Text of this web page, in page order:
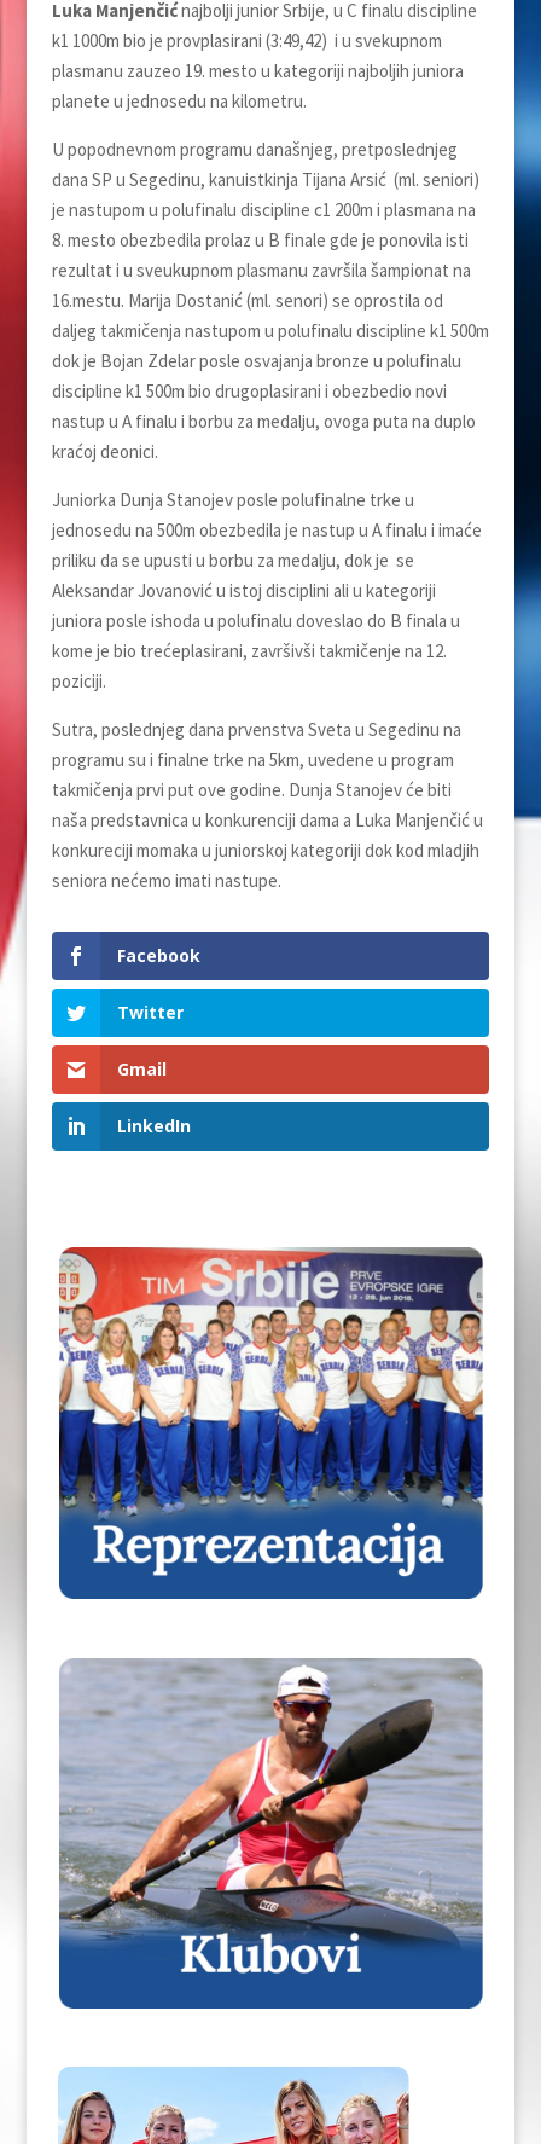
Luka Manjenčićnajbolji junior Srbije, u C finalu discipline
k1 1000m bio je provplasirani (3:49,42) i u svekupnom
plasmanu zauzeo 19. mesto u kategoriji najboljih juniora
planete u jednosedu na kilometru.
U popodnevnom programu današnjeg, pretposlednjeg
dana SP u Segedinu, kanuistkinja Tijana Arsić (ml. seniori)
je nastupom u polufinalu discipline c1 200m i plasmana na
8. mesto obezbedila prolaz u B finale gde je ponovila isti
rezultat i u sveukupnom plasmanu završila šampionat na
16.mestu. Marija Dostanić (ml. senori) se oprostila od
daljeg takmičenja nastupom u polufinalu discipline k1 500m
dok je Bojan Zdelar posle osvajanja bronze u polufinalu
discipline k1 500m bio drugoplasirani i obezbedio novi
nastup u A finalu i borbu za medalju, ovoga puta na duplo
kraćoj deonici.
Juniorka Dunja Stanojev posle polufinalne trke u
jednosedu na 500m obezbedila je nastup u A finalu i imaće
priliku da se upusti u borbu za medalju, dok je se
Aleksandar Jovanović u istoj disciplini ali u kategoriji
juniora posle ishoda u polufinalu doveslao do B finala u
kome je bio trećeplasirani, završivši takmičenje na 12.
poziciji.
Sutra, poslednjeg dana prvenstva Sveta u Segedinu na
programu su i finalne trke na 5km, uvedene u program
takmičenja prvi put ove godine. Dunja Stanojev će biti
naša predstavnica u konkurenciji dama a Luka Manjenčić u
konkureciji momaka u juniorskoj kategoriji dok kod mladjih
seniora nećemo imati nastupe.
Facebook
Twitter
Gmail
LinkedIn